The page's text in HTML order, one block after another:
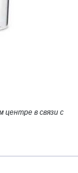
в связи с